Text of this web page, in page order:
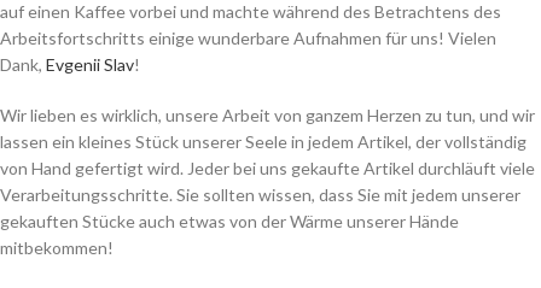
auf einen Kaffee vorbei und machte während des Betrachtens des
Arbeitsfortschritts einige wunderbare Aufnahmen für uns! Vielen
Dank, Evgenii Slav!
Wir lieben es wirklich, unsere Arbeit von ganzem Herzen zu tun, und wir
lassen ein kleines Stück unserer Seele in jedem Artikel, der vollständig
von Hand gefertigt wird. Jeder bei uns gekaufte Artikel durchläuft viele
Verarbeitungsschritte. Sie sollten wissen, dass Sie mit jedem unserer
gekauften Stücke auch etwas von der Wärme unserer Hände
mitbekommen!